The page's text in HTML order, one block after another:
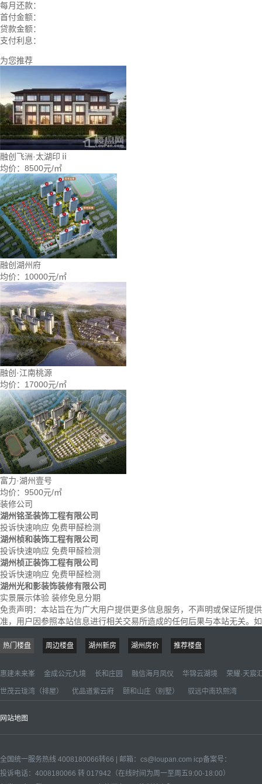
每月还款：
首付金额：
贷款金额：
支付利息：
为您推荐
融创飞洲·太湖印ⅱ
均价： 8500元/㎡
融创湖州府
均价： 10000元/㎡
融创·江南桃源
均价： 17000元/㎡
富力·湖州壹号
均价： 9500元/㎡
装修公司
湖州铭圣装饰工程有限公司
投诉快速响应 免费甲醛检测
湖州桢和装饰工程有限公司
投诉快速响应 免费甲醛检测
湖州桢正装饰工程有限公司
投诉快速响应 免费甲醛检测
湖州光和影装饰装修有限公司
实景展示体验 装修免息分期
免责声明： 本站旨在为广大用户提供更多信息服务，不声明或保证所提
准，用户因参照本站信息进行相关交易所造成的任何后果与本站无关
热门楼盘 周边楼盘 湖州新房 湖州房价 推荐楼盘
惠建未来峯 金成公元九境 长和庄园 融信海月凤仪 华锦云湖境 荣耀·天宸
世茂云珑湾（排屋） 优品道紫云府 颐和山庄（别墅） 驭远中南玖熙湾
网站地图
全国统一服务热线 4008180066转66 | 邮箱： cs@loupan.com icp备案号：
投诉电话：4008180066 转 017942（在线时间为周一至周五9:00-18:00）